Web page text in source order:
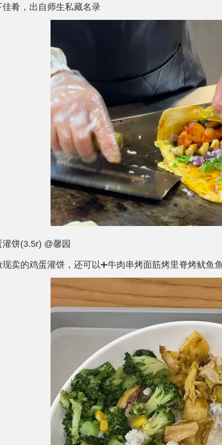
佳肴，出自师生私藏名录
灌饼(3.5r) @馨园
现卖的鸡蛋灌饼，还可以➕牛肉串烤面筋烤里脊烤鱿鱼